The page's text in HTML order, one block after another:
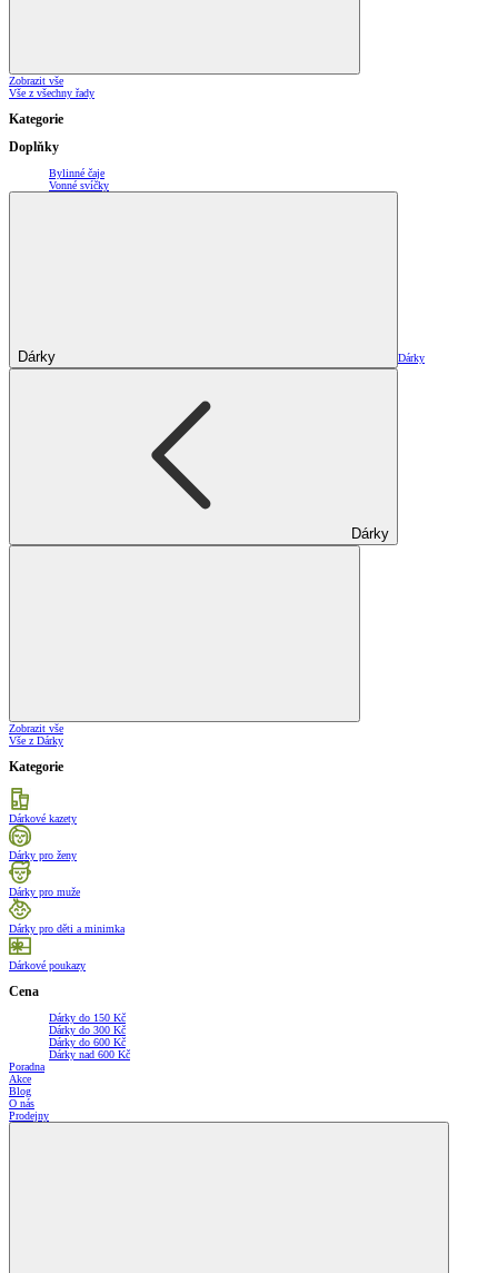
Zobrazit vše
Vše z všechny řady
Kategorie
Doplňky
Bylinné čaje
Vonné svíčky
Dárky Dárky
Dárky
Zobrazit vše
Vše z Dárky
Kategorie
Dárkové kazety
Dárky pro ženy
Dárky pro muže
Dárky pro děti a minimka
Dárkové poukazy
Cena
Dárky do 150 Kč
Dárky do 300 Kč
Dárky do 600 Kč
Dárky nad 600 Kč
Poradna
Akce
Blog
O nás
Prodejny